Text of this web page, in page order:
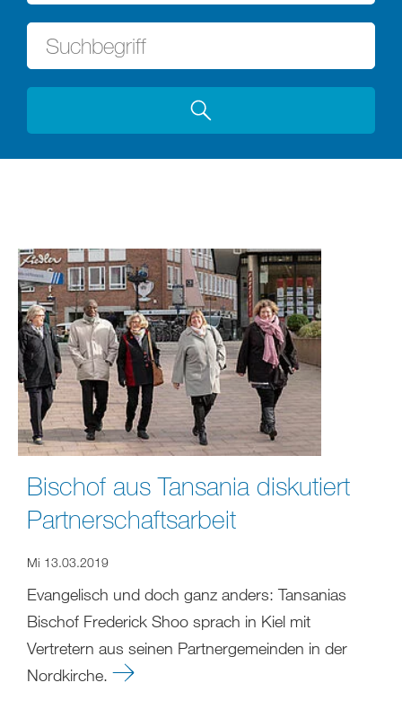
Bischof aus Tansania diskutiert
Partnerschaftsarbeit
Mi 13.03.2019
Evangelisch und doch ganz anders: Tansanias
Bischof Frederick Shoo sprach in Kiel mit
Vertretern aus seinen Partnergemeinden in der
Nordkirche.